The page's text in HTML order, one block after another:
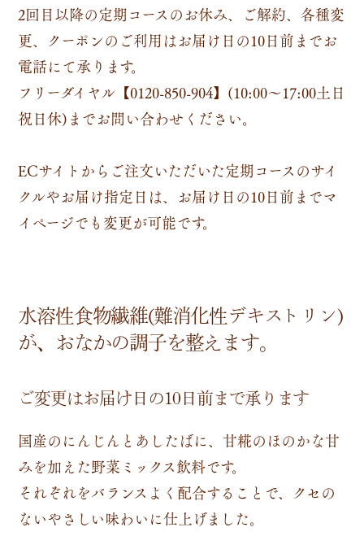
2回目以降の定期コースのお休み、ご解約、各種変
更、クーポンのご利用はお届け日の10日前までお
電話にて承ります。
フリーダイヤル【0120-850-904】(10:00～17:00土日
祝日休)までお問い合わせください。
ECサイトからご注文いただいた定期コースのサイ
クルやお届け指定日は、お届け日の10日前までマ
イページでも変更が可能です。
水溶性食物繊維(難消化性デキストリン)
が、おなかの調子を整えます。
ご変更はお届け日の10日前まで承ります
国産のにんじんとあしたばに、甘糀のほのかな甘
みを加えた野菜ミックス飲料です。
それぞれをバランスよく配合することで、クセの
ないやさしい味わいに仕上げました。